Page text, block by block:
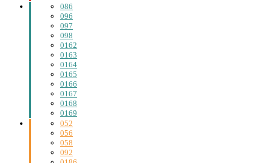
086
096
097
098
0162
0163
0164
0165
0166
0167
0168
0169
052
056
058
092